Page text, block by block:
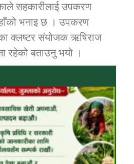
कार्यान्वयन एकाई जुम्लाको सुचना
सहकारीलाई उपकरण
भनाइ छ । उपकरण
क्लष्टर संयोजक ऋषिराज
रहेको बताउनु भयो ।